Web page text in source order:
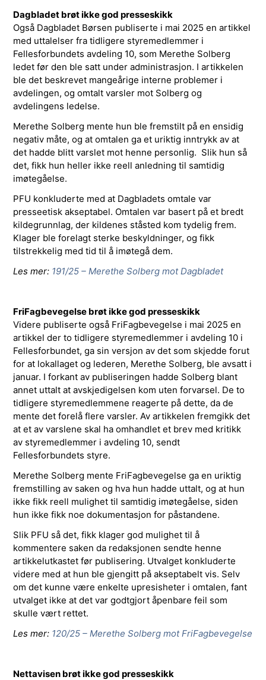
Dagbladet brøt ikke god presseskikk
Også Dagbladet Børsen publiserte i mai 2025 en artikkel
med uttalelser fra tidligere styremedlemmer i
Fellesforbundets avdeling 10, som Merethe Solberg
ledet før den ble satt under administrasjon. I artikkelen
ble det beskrevet mangeårige interne problemer i
avdelingen, og omtalt varsler mot Solberg og
avdelingens ledelse.
Merethe Solberg mente hun ble fremstilt på en ensidig
negativ måte, og at omtalen ga et uriktig inntrykk av at
det hadde blitt varslet mot henne personlig. Slik hun så
det, fikk hun heller ikke reell anledning til samtidig
imøtegåelse.
PFU konkluderte med at Dagbladets omtale var
presseetisk akseptabel. Omtalen var basert på et bredt
kildegrunnlag, der kildenes ståsted kom tydelig frem.
Klager ble forelagt sterke beskyldninger, og fikk
tilstrekkelig med tid til å imøtegå dem.
Les mer: 191/25 – Merethe Solberg mot Dagbladet
FriFagbevegelse brøt ikke god presseskikk
Videre publiserte også FriFagbevegelse i mai 2025 en
artikkel der to tidligere styremedlemmer i avdeling 10 i
Fellesforbundet, ga sin versjon av det som skjedde forut
for at lokallaget og lederen, Merethe Solberg, ble avsatt i
januar. I forkant av publiseringen hadde Solberg blant
annet uttalt at avskjedigelsen kom uten forvarsel. De to
tidligere styremedlemmene reagerte på dette, da de
mente det forelå flere varsler. Av artikkelen fremgikk det
at et av varslene skal ha omhandlet et brev med kritikk
av styremedlemmer i avdeling 10, sendt
Fellesforbundets styre.
Merethe Solberg mente FriFagbevegelse ga en uriktig
fremstilling av saken og hva hun hadde uttalt, og at hun
ikke fikk reell mulighet til samtidig imøtegåelse, siden
hun ikke fikk noe dokumentasjon for påstandene.
Slik PFU så det, fikk klager god mulighet til å
kommentere saken da redaksjonen sendte henne
artikkelutkastet før publisering. Utvalget konkluderte
videre med at hun ble gjengitt på akseptabelt vis. Selv
om det kunne være enkelte upresisheter i omtalen, fant
utvalget ikke at det var godtgjort åpenbare feil som
skulle vært rettet.
Les mer: 120/25 – Merethe Solberg mot FriFagbevegelse
Nettavisen brøt ikke god presseskikk